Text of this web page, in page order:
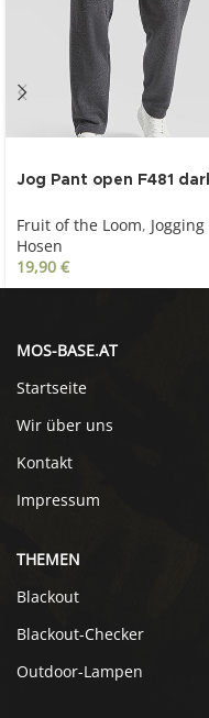
Jog Pant open F481
Fruit of the Loom, Jogging
Hosen
19,90 €
MOS-BASE.AT
Startseite
Wir über uns
Kontakt
Impressum
THEMEN
Blackout
Blackout-Checker
Outdoor-Lampen